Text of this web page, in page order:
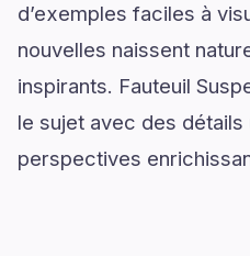
d’exemples faciles à
nouvelles naissent
inspirants. Fauteuil
le sujet avec des détails
perspectives